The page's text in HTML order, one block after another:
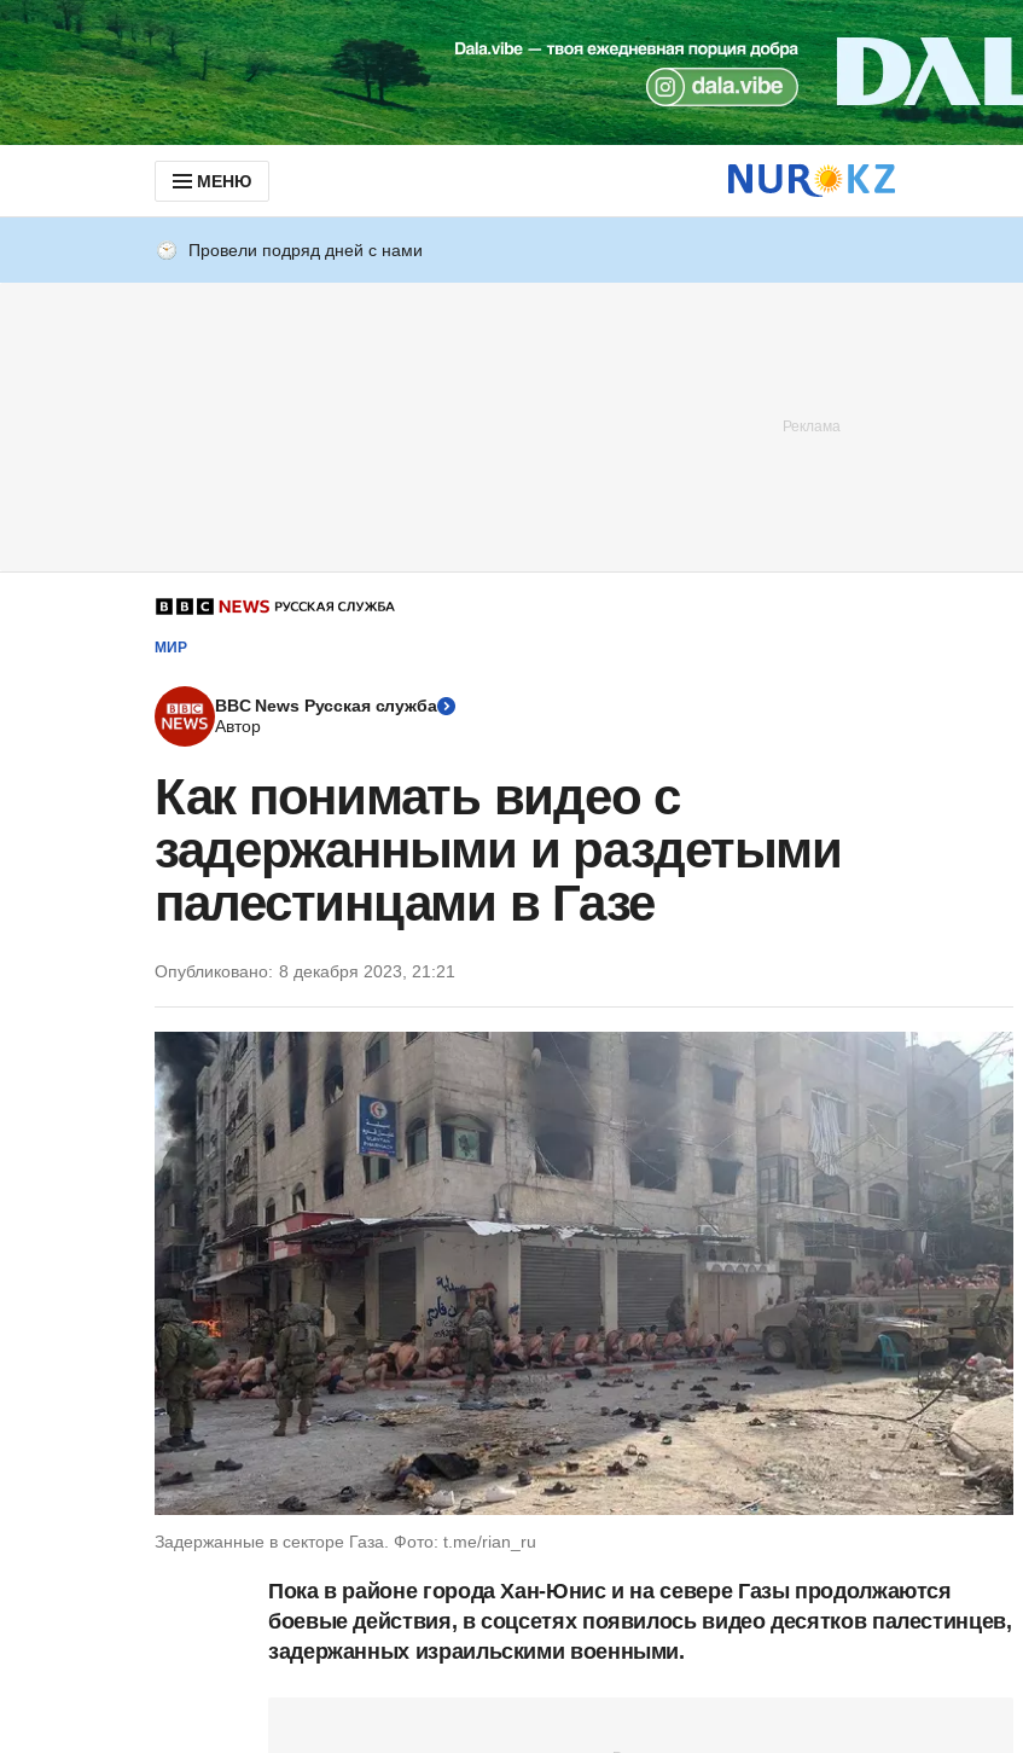
МЕНЮ
Провели подряд дней с нами
МИР
BBC News Русская служба
Автор
Как понимать видео с
задержанными и раздетыми
палестинцами в Газе
Опубликовано: 8 декабря 2023, 21:21
Задержанные в секторе Газа. Фото: t.me/rian_ru
Пока в районе города Хан-Юнис и на севере Газы продолжаются
боевые действия, в соцсетях появилось видео десятков палестинцев,
задержанных израильскими военными.